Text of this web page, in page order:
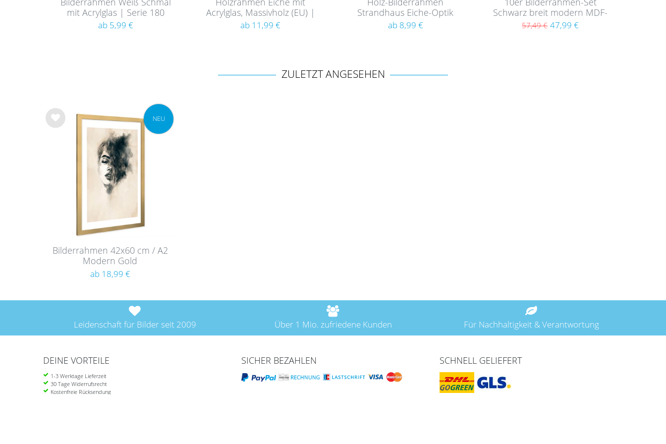
mit Acrylglas | Serie 180
ab 5,99 €
Acrylglas, Massivholz (EU) |
Serie 125
ab 11,99 €
Strandhaus Eiche-Optik
Rustikal
ab 8,99 €
Schwarz breit modern MDF-
Holz mit Acrylglas
57,49 € 47,99 €
ZULETZT ANGESEHEN
Wu
NEU
Bilderrahmen 42x60 cm / A2
Modern Gold
ab 18,99 €
Leidenschaft für Bilder seit 2009 Über 1 Mio. zufriedene Kunden Für Nachhaltigkeit & Verantwortung
DEINE VORTEILE
1-3 Werktage Lieferzeit
30 Tage Widerrufsrecht
Kostenfreie Rücksendung
SICHER BEZAHLEN SCHNELL GELIEFERT